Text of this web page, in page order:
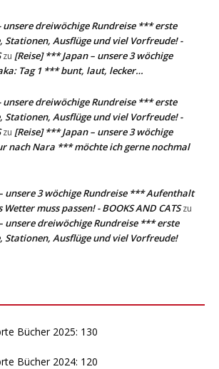
unsere dreiwöchige Rundreise *** erste
Stationen, Ausflüge und viel Vorfreude! -
zu [Reise] *** Japan – unsere 3 wöchige
Tag 1 *** bunt, laut, lecker…
unsere dreiwöchige Rundreise *** erste
Stationen, Ausflüge und viel Vorfreude! -
zu [Reise] *** Japan – unsere 3 wöchige
nach Nara *** möchte ich gerne nochmal
unsere 3 wöchige Rundreise *** Aufenthalt
muss passen! - BOOKS AND CATSzu
unsere dreiwöchige Rundreise *** erste
Stationen, Ausflüge und viel Vorfreude!
Bücher 2025: 130
Bücher 2024: 120